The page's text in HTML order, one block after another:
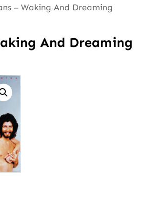
– Waking And Dreaming
And Dreaming